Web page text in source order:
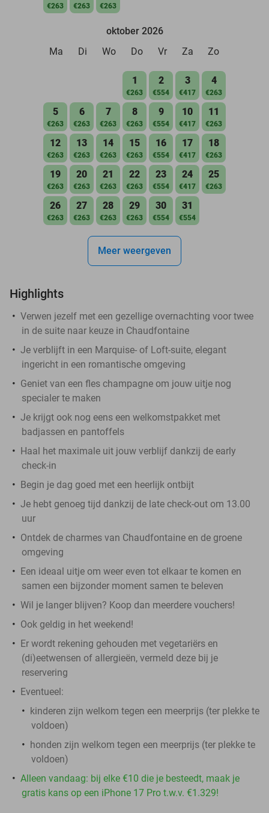
€263 €263 €263
oktober 2026
Ma
Di Wo Do Vr Za Zo
1
€263
2
€554
3
€417
4
€263
5
€263
6
€263
7
€263
8
€263
9
€554
10
€417
11
€263
12
€263
13
€263
14
€263
15
€263
16
€554
17
€417
18
€263
19
€263
20
€263
21
€263
22
€263
23
€554
24
€417
25
€263
26
€263
27
€263
28
€263
29
€263
30
€554
31
€554
Meer weergeven
Highlights
​Verwen jezelf met een gezellige overnachting voor twee
in de suite naar keuze in Chaudfontaine
Je verblijft in een Marquise- of Loft-suite, elegant
ingericht in een romantische omgeving
Geniet van een fles champagne om jouw uitje nog
specialer te maken
Je krijgt ook nog eens een welkomstpakket met
badjassen en pantoffels
Haal het maximale uit jouw verblijf dankzij de early
check-in
Begin je dag goed met een heerlijk ontbijt
Je hebt genoeg tijd dankzij de late check-out om 13.00
uur
Ontdek de charmes van Chaudfontaine en de groene
omgeving
Een ideaal uitje om weer even tot elkaar te komen en
samen een bijzonder moment samen te beleven
Wil je langer blijven? Koop dan meerdere vouchers!
Ook geldig in het weekend!
Er wordt rekening gehouden met vegetariërs en
(di)eetwensen of allergieën, vermeld deze bij je
reservering
Eventueel:
kinderen zijn welkom tegen een meerprijs (ter plekke te
voldoen)
honden zijn welkom tegen een meerprijs (ter plekke te
voldoen)
Alleen vandaag: bij elke €10 die je besteedt, maak je
gratis kans op een iPhone 17 Pro t.w.v. €1.329!